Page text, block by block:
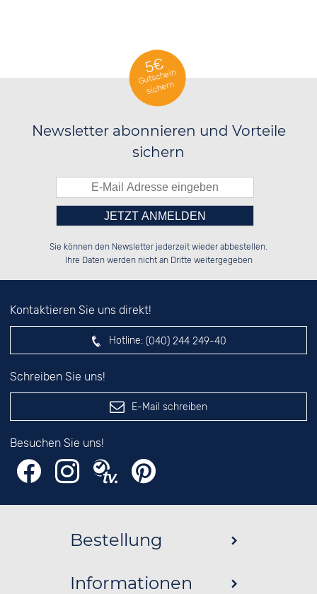
5€
Gutschein
sichern
Newsletter abonnieren und Vorteile
sichern
░░░░██░░██░░██░░░░████░░██░░██░░
░░████░░██░░██░░░░░░██░░██████░░
██░░░░░░██░░██░░░░░░██░░░░░░██░░
Bitte tragen Sie die Zahl in
das nebenstehende Feld ein.
Sie können den Newsletter jederzeit wieder abbestellen.
Ihre Daten werden nicht an Dritte weitergegeben
Kontaktieren Sie uns direkt!
Hotline: (040) 244 249-40
Schreiben Sie uns!
E-Mail schreiben
Besuchen Sie uns!
Bestellung
Informationen